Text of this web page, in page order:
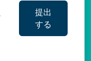
提出
する
連絡先情報